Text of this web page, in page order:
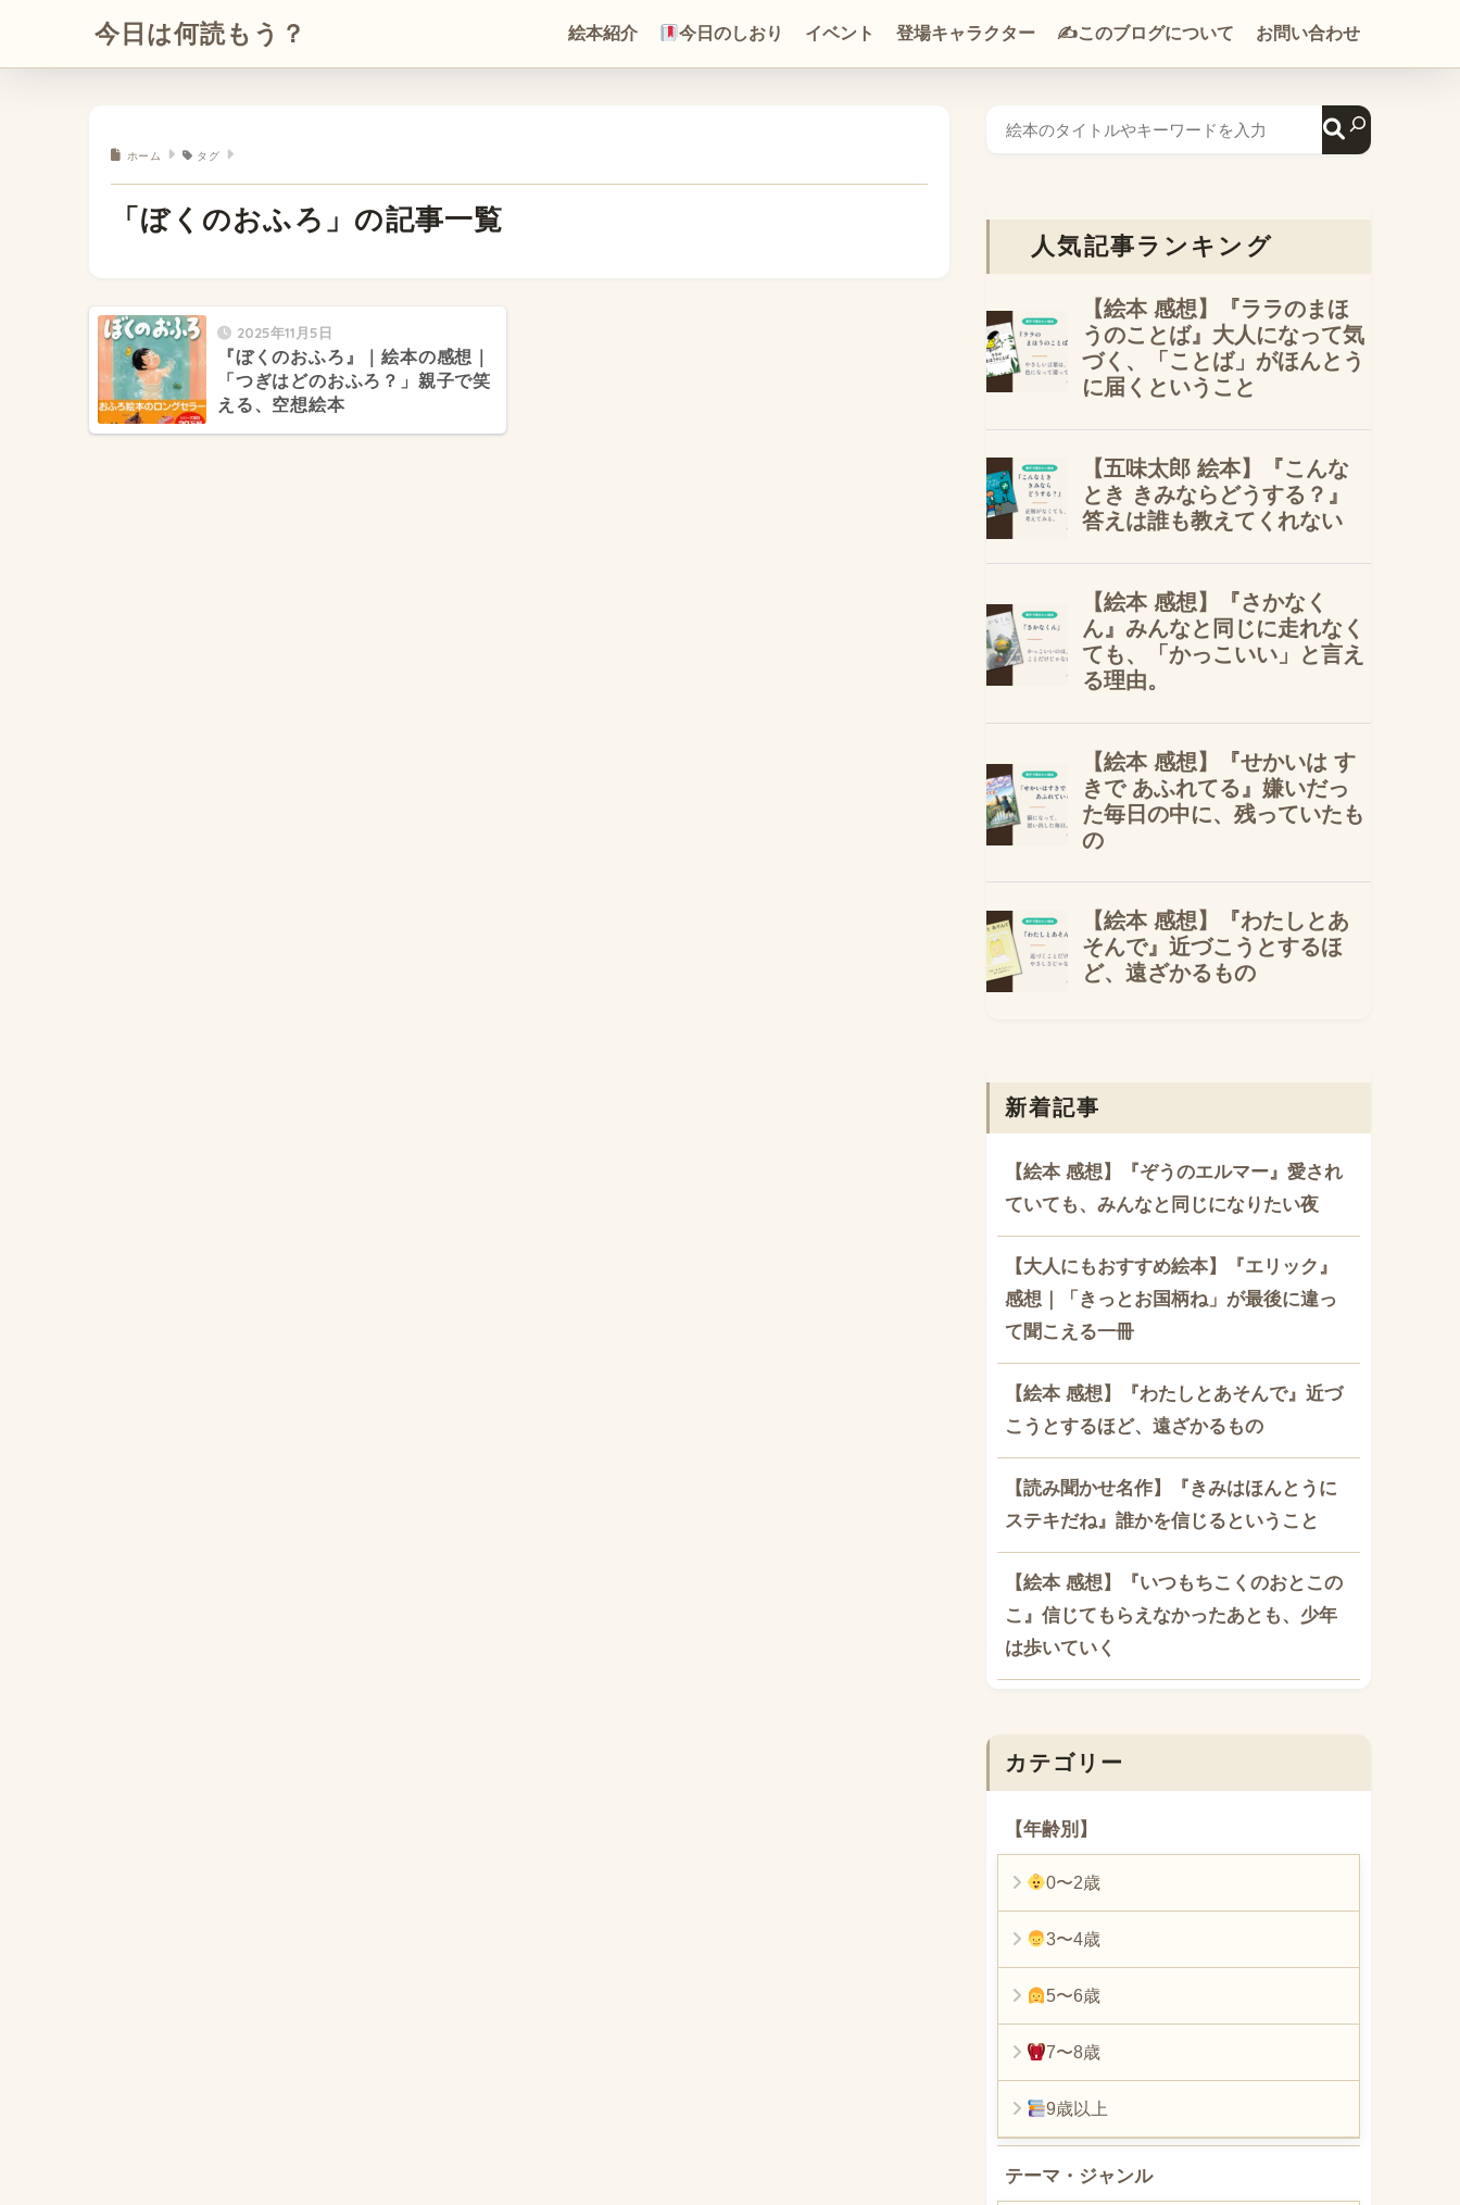
今日は何読もう？ 絵本紹介 今日のしおり イベント 登場キャラクター ✍️このブログについて お問い合わせ
ホーム タグ
「ぼくのおふろ」の記事一覧
2025年11月5日
『ぼくのおふろ』｜絵本の感想｜
「つぎはどのおふろ？」親子で笑
える、空想絵本
人気記事ランキング
新着記事
【絵本 感想】『ぞうのエルマー』愛され
ていても、みんなと同じになりたい夜
【大人にもおすすめ絵本】『エリック』
感想｜「きっとお国柄ね」が最後に違っ
て聞こえる一冊
【絵本 感想】『わたしとあそんで』近づ
こうとするほど、遠ざかるもの
【読み聞かせ名作】『きみはほんとうに
ステキだね』誰かを信じるということ
【絵本 感想】『いつもちこくのおとこの
こ』信じてもらえなかったあとも、少年
は歩いていく
カテゴリー
【年齢別】
0〜2歳
3〜4歳
5〜6歳
7〜8歳
9歳以上
テーマ・ジャンル